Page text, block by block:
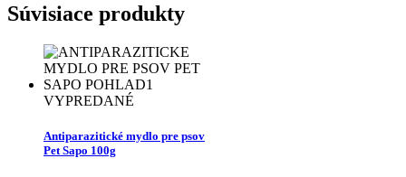
Súvisiace produkty
VYPREDANÉ
Antiparazitické mydlo pre psov
Pet Sapo 100g